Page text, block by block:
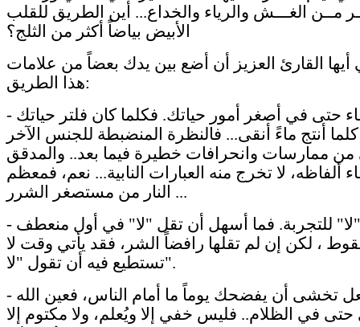
مــن الغـــش والرياء والخداع... أين الطريق للقلب
الأبيض بياضاً أكثر من الثلج؟
القارئ العزيز أن أضع بين يدك بعضاً من علامات
هذا الطريق:
- اهتم بالنقاء حتى في أصغر أمور حياتك. فكلما كان فلتر حياتك
أنتج ماءً أنقى... فالنظرة المنضبطة للجنس الآخر
ممارسات وانحرافات خطيرة فيما بعد.. والمدقق
ألفاظه، لا تخرج منه العبارات النابية... نعم، فمعظم
النار من مستصغر الشرر ...
- قل "لا" للتجربة. فما أسهل أن تقل "لا" في أول منعطف
، لكن إن لم تقلها رافضاً الشر، فقد يأتي وقت لا
تستطيع فيه أن تقول "لا".
- لا تأتِ بفعل تخشى أن يفضحك يوماً ما أمام الناس، فعين الله
في الظلام.. فليس خفي إلا ويُعلم، ولا مكتوم إلا